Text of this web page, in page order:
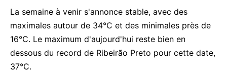
La semaine à venir s'annonce stable, avec des
maximales autour de 34°C et des minimales près de
16°C. Le maximum d'aujourd'hui reste bien en
dessous du record de Ribeirão Preto pour cette date,
37°C.